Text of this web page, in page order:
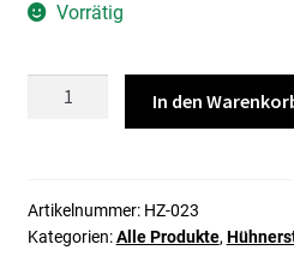
Vorrätig
Pförtner/Türöffner
In den
Artikelnummer: HZ-023
Kategorien:Alle Produkte,